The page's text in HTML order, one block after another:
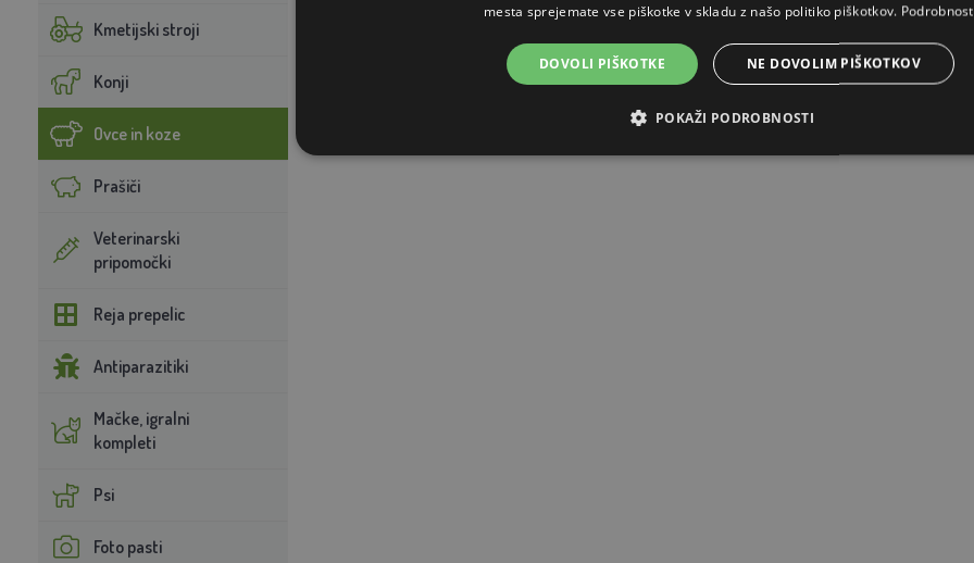
Kmetijski stroji
Konji
Ovce in koze
Prašiči
Veterinarski
pripomočki
Reja prepelic
Antiparazitiki
Mačke, igralni
kompleti
Psi
Foto pasti
mesta sprejemate vse piškotke v skladu z našo politiko piškotkov.
DOVOLI PIŠKOTKE NE DOVOLIM PIŠKOTKOV
POKAŽI PODROBNOSTI